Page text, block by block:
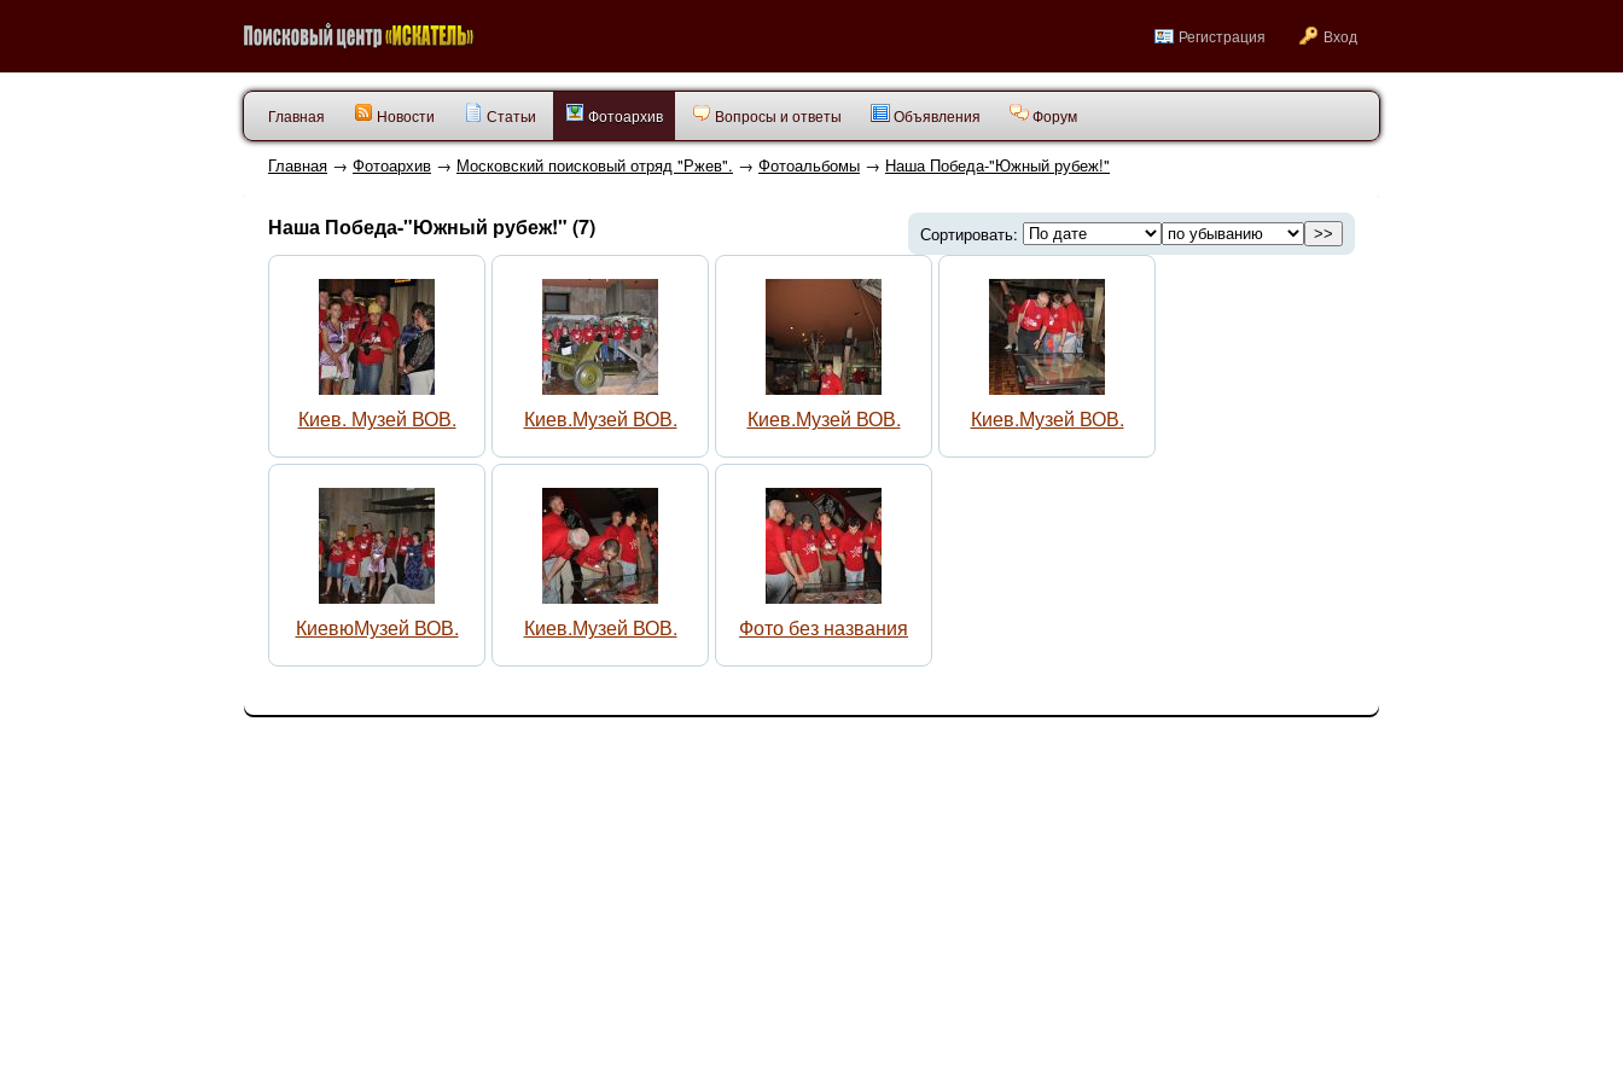
Регистрация Вход
Главная Новости Статьи Фотоархив Вопросы и ответы Объявления Форум
Главная → Фотоархив → Московский поисковый отряд "Ржев". → Фотоальбомы → Наша Победа-"Южный рубеж!"
Сортировать:
Наша Победа-"Южный рубеж!" (7)
Киев. Музей ВОВ. Киев.Музей ВОВ. Киев.Музей ВОВ. Киев.Музей ВОВ.
КиевюМузей ВОВ. Киев.Музей ВОВ. Фото без названия